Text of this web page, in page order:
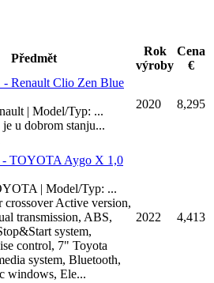
Předmět
Rok
výroby
Cena
€
- Renault Clio Zen Blue
| Model/Typ: ...
u dobrom stanju...
2020 8,295
- TOYOTA Aygo X 1,0
| Model/Typ: ...
crossover Active version,
transmission, ABS,
system,
control, 7" Toyota
system, Bluetooth,
windows, Ele...
2022 4,413